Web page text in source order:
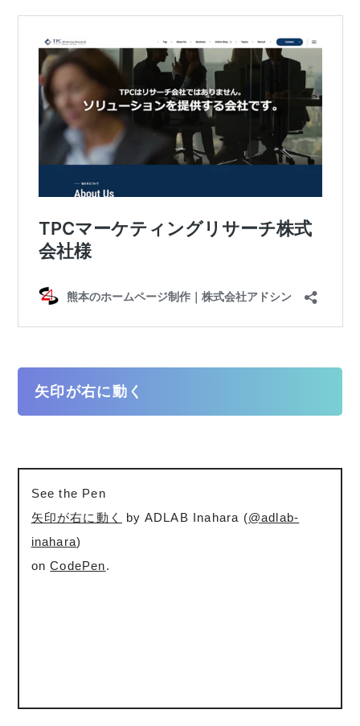
矢印が右に動く
See the Pen
矢印が右に動く
by ADLAB Inahara (@adlab-
inahara)
onCodePen.